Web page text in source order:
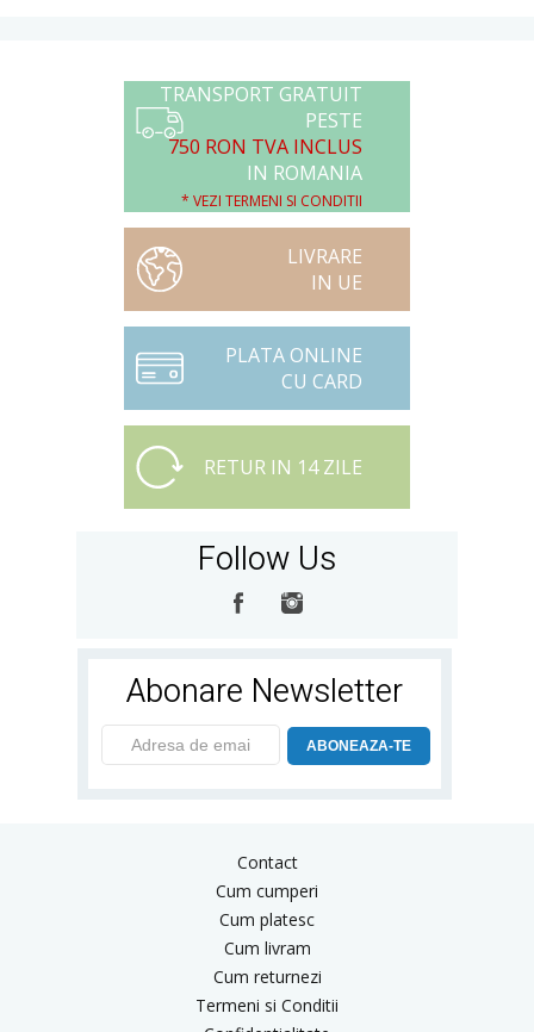
TRANSPORT GRATUIT
PESTE
750 RON TVA INCLUS
IN ROMANIA
* VEZI TERMENI SI CONDITII
LIVRARE
IN UE
PLATA ONLINE
CU CARD
RETUR IN 14 ZILE
Follow Us
Abonare Newsletter
ABONEAZA-TE
Contact
Cum cumperi
Cum platesc
Cum livram
Cum returnezi
Termeni si Conditii